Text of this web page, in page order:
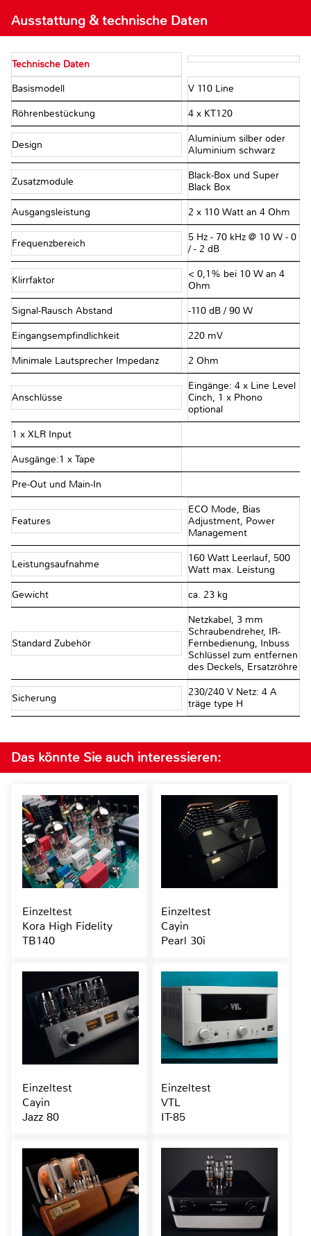
Ausstattung & technische Daten
Technische Daten
Basismodell V 110 Line
Röhrenbestückung 4 x KT120
Design
Aluminium silber oder
Aluminium schwarz
Zusatzmodule
Black-Box und Super
Black Box
Ausgangsleistung 2 x 110 Watt an 4 Ohm
Frequenzbereich
5 Hz - 70 kHz @ 10 W - 0
/ - 2 dB
Klirrfaktor
< 0,1% bei 10 W an 4
Ohm
Signal-Rausch Abstand -110 dB / 90 W
Eingangsempfindlichkeit 220 mV
Minimale Lautsprecher Impedanz 2 Ohm
Anschlüsse
Eingänge: 4 x Line Level
Cinch, 1 x Phono
optional
1 x XLR Input
Ausgänge:1 x Tape
Pre-Out und Main-In
Features
ECO Mode, Bias
Adjustment, Power
Management
Leistungsaufnahme
160 Watt Leerlauf, 500
Watt max. Leistung
Gewicht ca. 23 kg
Standard Zubehör
Netzkabel, 3 mm
Schraubendreher, IR-
Fernbedienung, Inbuss
Schlüssel zum entfernen
des Deckels, Ersatzröhre
Sicherung
230/240 V Netz: 4 A
träge type H
Das könnte Sie auch interessieren:
Einzeltest
Kora High Fidelity
TB140
Einzeltest
Cayin
Pearl 30i
Einzeltest
Cayin
Jazz 80
Einzeltest
VTL
IT-85